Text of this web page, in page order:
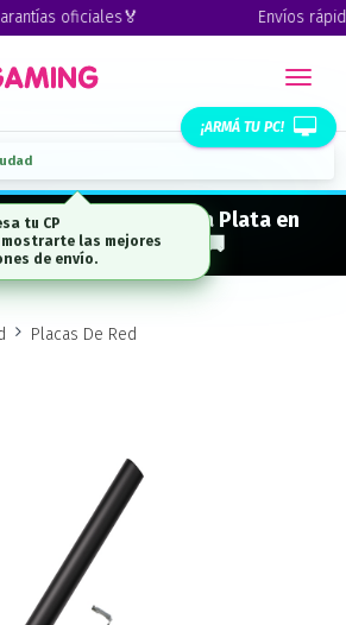
oficiales🏅 Envíos
¡ARMÁ TU PC!
a CABA · GBA · La Plata en
desde $ 300.000* 🚚
Placas De Red